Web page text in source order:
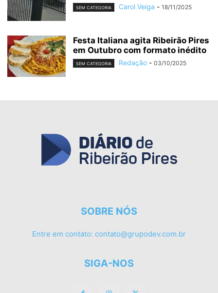
SEM CATEGORIA Carol Veiga - 18/11/2025
Festa Italiana agita Ribeirão Pires
em Outubro com formato inédito
SEM CATEGORIA Redação - 03/10/2025
SOBRE NÓS
Entre em contato: contato@grupodev.com.br
SIGA-NOS